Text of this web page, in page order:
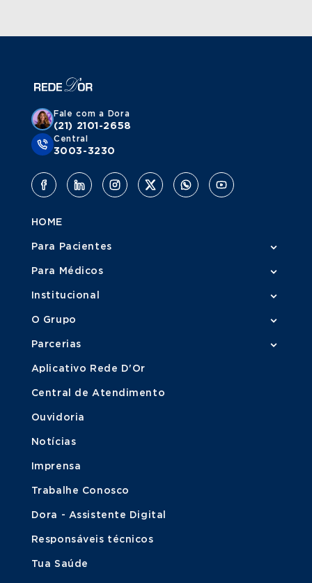
Fale com a Dora
(21) 2101-2658
Central
3003-3230
HOME
Para Pacientes
Para Médicos
Institucional
O Grupo
Parcerias
Aplicativo Rede D'Or
Central de Atendimento
Ouvidoria
Notícias
Imprensa
Trabalhe Conosco
Dora - Assistente Digital
Responsáveis técnicos
Tua Saúde